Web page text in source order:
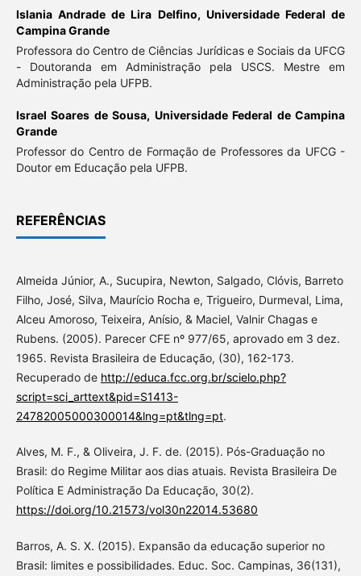
Islania Andrade de Lira Delfino, Universidade Federal de
Campina Grande
Professora do Centro de Ciências Jurídicas e Sociais da UFCG
- Doutoranda em Administração pela USCS. Mestre em
Administração pela UFPB.
Israel Soares de Sousa, Universidade Federal de Campina
Grande
Professor do Centro de Formação de Professores da UFCG -
Doutor em Educação pela UFPB.
REFERÊNCIAS
Almeida Júnior, A., Sucupira, Newton, Salgado, Clóvis, Barreto
Filho, José, Silva, Maurício Rocha e, Trigueiro, Durmeval, Lima,
Alceu Amoroso, Teixeira, Anísio, & Maciel, Valnir Chagas e
Rubens. (2005). Parecer CFE nº 977/65, aprovado em 3 dez.
1965. Revista Brasileira de Educação, (30), 162-173.
Recuperado de http://educa.fcc.org.br/scielo.php?
script=sci_arttext&pid=S1413-
24782005000300014&lng=pt&tlng=pt.
Alves, M. F., & Oliveira, J. F. de. (2015). Pós-Graduação no
Brasil: do Regime Militar aos dias atuais. Revista Brasileira De
Política E Administração Da Educação, 30(2).
https://doi.org/10.21573/vol30n22014.53680
Barros, A. S. X. (2015). Expansão da educação superior no
Brasil: limites e possibilidades. Educ. Soc. Campinas, 36(131),